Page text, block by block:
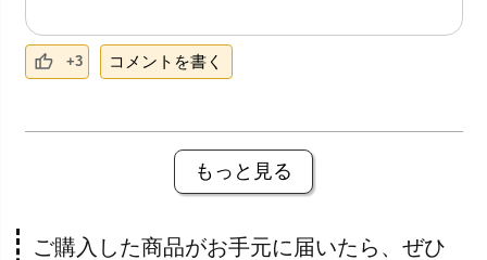
+3 コメントを書く
もっと見る
ご購入した商品がお手元に届いたら、ぜひ